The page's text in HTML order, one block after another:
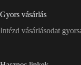
Gyors vásárlás
Intézd vásárlásodat